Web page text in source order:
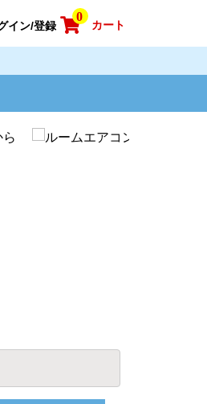
イン/登録
0
カート